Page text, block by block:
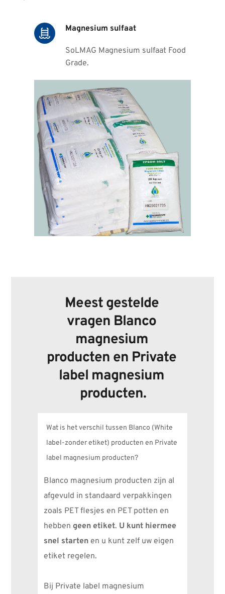
Magnesium sulfaat
SoLMAG Magnesium sulfaat Food
Grade.
Meest gestelde
vragen Blanco
magnesium
producten en Private
label magnesium
producten.
Wat is het verschil tussen Blanco (White
label-zonder etiket) producten en Private
label magnesium producten?
Blanco magnesium producten zijn al
afgevuld in standaard verpakkingen
zoals PET flesjes en PET potten en
hebben geen etiket. U kunt hiermee
snel starten en u kunt zelf uw eigen
etiket regelen.
Bij Private label magnesium